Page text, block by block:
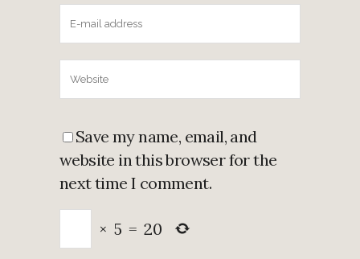
Save my name, email, and
website in this browser for the
next time I comment.
× 5 = 20